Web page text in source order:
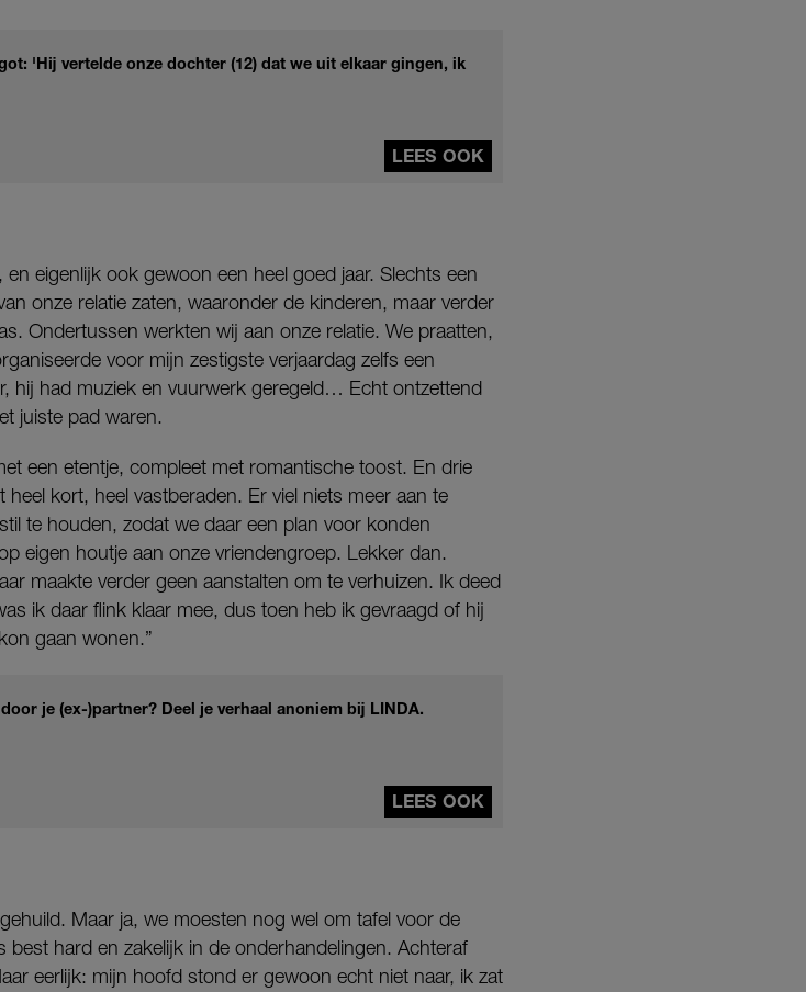
'Hij vertelde onze dochter (12) dat we uit elkaar gingen, ik
LEES OOK
en eigenlijk ook gewoon een heel goed jaar. Slechts een
onze relatie zaten, waaronder de kinderen, maar verder
Ondertussen werkten wij aan onze relatie. We praatten,
voor mijn zestigste verjaardag zelfs een
hij had muziek en vuurwerk geregeld… Echt ontzettend
juiste pad waren.
een etentje, compleet met romantische toost. En drie
kort, heel vastberaden. Er viel niets meer aan te
te houden, zodat we daar een plan voor konden
eigen houtje aan onze vriendengroep. Lekker dan.
maakte verder geen aanstalten om te verhuizen. Ik deed
ik daar flink klaar mee, dus toen heb ik gevraagd of hij
gaan wonen.”
je (ex-)partner? Deel je verhaal anoniem bij LINDA.
LEES OOK
Maar ja, we moesten nog wel om tafel voor de
best hard en zakelijk in de onderhandelingen. Achteraf
eerlijk: mijn hoofd stond er gewoon echt niet naar, ik zat